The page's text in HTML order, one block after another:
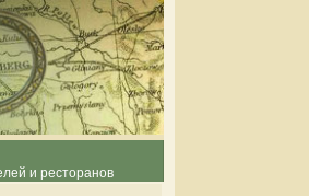
и ресторанов